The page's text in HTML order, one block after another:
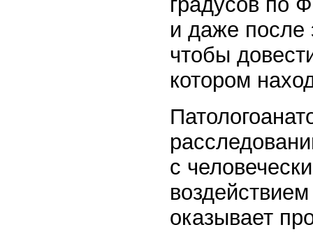
и даже после
чтобы
котором
с
оказывает